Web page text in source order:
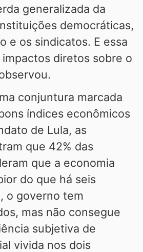
generalizada da
democráticas,
e os sindicatos. E essa
diretos sobre o
conjuntura marcada
índices econômicos
de Lula, as
que 42% das
que a economia
do que há seis
o governo tem
mas não consegue
subjetiva de
vivida nos dois